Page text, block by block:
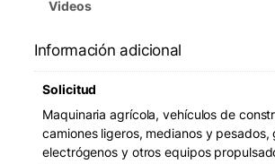
Videos
Información adicional
Solicitud
Maquinaria agrícola, vehículos de
camiones ligeros, medianos y pesados,
electrógenos y otros equipos